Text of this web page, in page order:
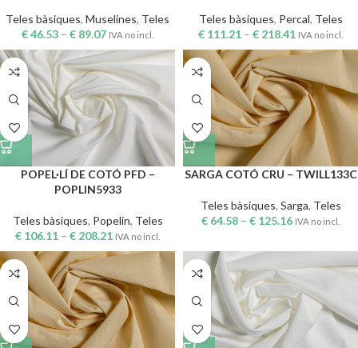
Teles bàsiques, Muselines, Teles
€46.53 – € 89.07 IVA no incl.
Teles bàsiques, Percal, Teles
€ 111.21 – € 218.41 IVA no incl.
POPEL·LÍ DE COTÓ PFD –
POPLIN5933
Teles bàsiques, Popelin, Teles
€ 106.11 – € 208.21 IVA no incl.
SARGA COTÓ CRU – TWILL133C
Teles bàsiques, Sarga, Teles
€ 64.58 – € 125.16 IVA no incl.